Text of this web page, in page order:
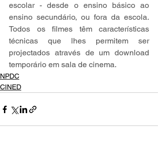
escolar - desde o ensino básico ao
ensino secundário, ou fora da escola.
Todos os filmes têm características
técnicas que lhes permitem ser
projectados através de um download
temporário em sala de cinema.
NPDC
CINED